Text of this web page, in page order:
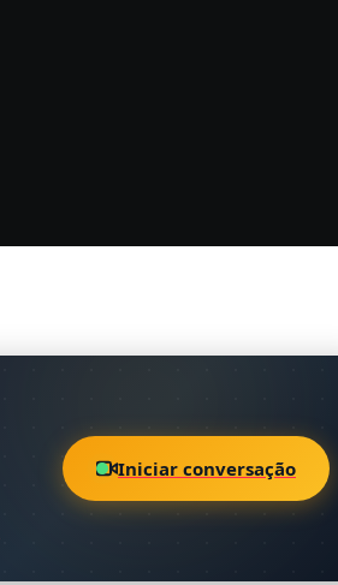
Iniciar conversação